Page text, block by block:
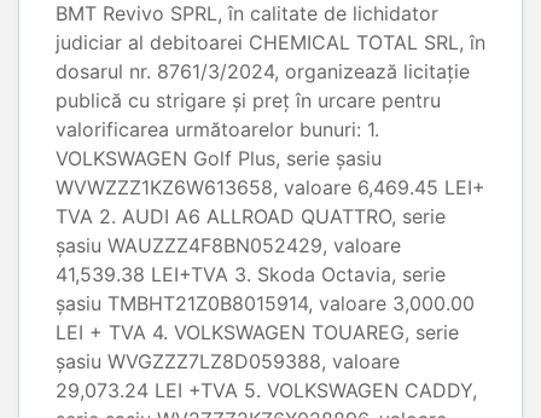
BMT Revivo SPRL, în calitate de lichidator
judiciar al debitoarei CHEMICAL TOTAL SRL, în
dosarul nr. 8761/3/2024, organizează licitație
publică cu strigare și preț în urcare pentru
valorificarea următoarelor bunuri: 1.
VOLKSWAGEN Golf Plus, serie șasiu
WVWZZZ1KZ6W613658, valoare 6,469.45 LEI+
TVA 2. AUDI A6 ALLROAD QUATTRO, serie
șasiu WAUZZZ4F8BN052429, valoare
41,539.38 LEI+TVA 3. Skoda Octavia, serie
șasiu TMBHT21Z0B8015914, valoare 3,000.00
LEI + TVA 4. VOLKSWAGEN TOUAREG, serie
șasiu WVGZZZ7LZ8D059388, valoare
29,073.24 LEI +TVA 5. VOLKSWAGEN CADDY,